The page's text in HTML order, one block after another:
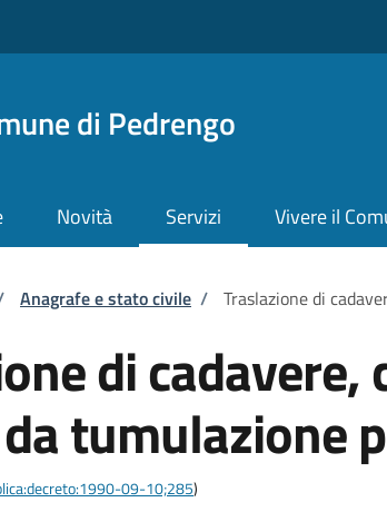
di Pedrengo
Novità Servizi Vivere il
pane
Anagrafe e stato civile / Traslazione di
di cadavere,
tumulazione
09-10;285)